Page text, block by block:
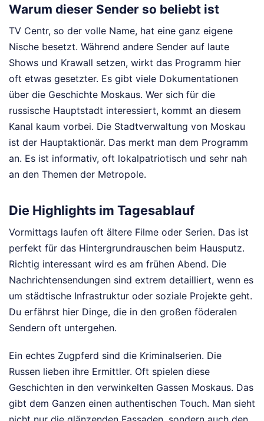
Warum dieser Sender so beliebt ist
TV Centr, so der volle Name, hat eine ganz eigene
Nische besetzt. Während andere Sender auf laute
Shows und Krawall setzen, wirkt das Programm hier
oft etwas gesetzter. Es gibt viele Dokumentationen
über die Geschichte Moskaus. Wer sich für die
russische Hauptstadt interessiert, kommt an diesem
Kanal kaum vorbei. Die Stadtverwaltung von Moskau
ist der Hauptaktionär. Das merkt man dem Programm
an. Es ist informativ, oft lokalpatriotisch und sehr nah
an den Themen der Metropole.
Die Highlights im Tagesablauf
Vormittags laufen oft ältere Filme oder Serien. Das ist
perfekt für das Hintergrundrauschen beim Hausputz.
Richtig interessant wird es am frühen Abend. Die
Nachrichtensendungen sind extrem detailliert, wenn es
um städtische Infrastruktur oder soziale Projekte geht.
Du erfährst hier Dinge, die in den großen föderalen
Sendern oft untergehen.
Ein echtes Zugpferd sind die Kriminalserien. Die
Russen lieben ihre Ermittler. Oft spielen diese
Geschichten in den verwinkelten Gassen Moskaus. Das
gibt dem Ganzen einen authentischen Touch. Man sieht